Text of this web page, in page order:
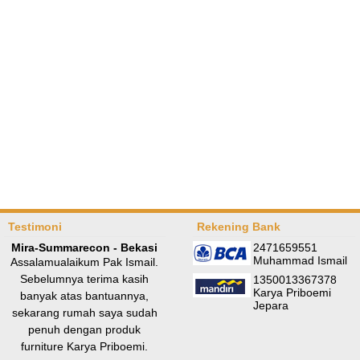
Testimoni
Mira-Summarecon - Bekasi
Assalamualaikum Pak Ismail.
Sebelumnya terima kasih
banyak atas bantuannya,
sekarang rumah saya sudah
penuh dengan produk
furniture Karya Priboemi.
Rekening Bank
2471659551
Muhammad Ismail
1350013367378
Karya Priboemi
Jepara